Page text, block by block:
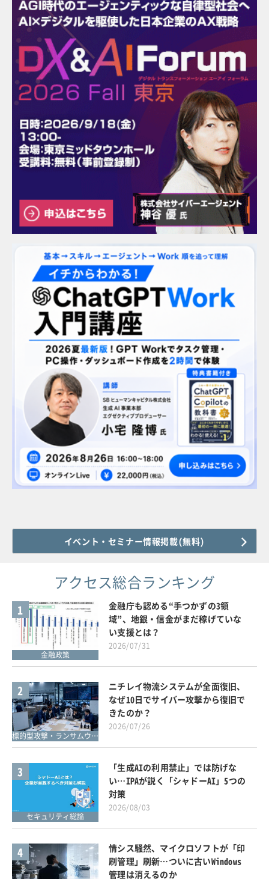
イベント・セミナー情報掲載(無料)
アクセス総合ランキング
1
金融政策
金融庁も認める“手つかずの3領
域”、地銀・信金がまだ稼げていな
い支援とは？
2026/07/31
2
標的型攻撃・ランサムウェア対策
ニチレイ物流システムが全面復旧、
なぜ10日でサイバー攻撃から復旧で
きたのか？
2026/07/26
3
セキュリティ総論
「生成AIの利用禁止」では防げな
い…IPAが説く「シャドーAI」5つの
対策
2026/08/03
4
情シス騒然、マイクロソフトが「印
刷管理」刷新…ついに古いWindows
管理は消えるのか